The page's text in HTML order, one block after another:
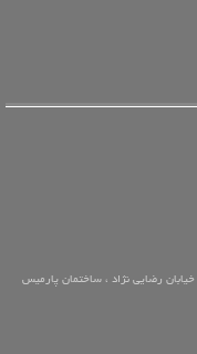
رضایی نژاد ، ساختمان پارمیس